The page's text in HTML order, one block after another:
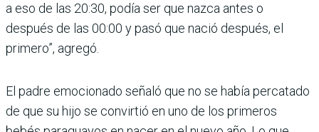
a eso de las 20:30, podía ser que nazca antes o
después de las 00:00 y pasó que nació después, el
primero”, agregó.
El padre emocionado señaló que no se había percatado
de que su hijo se convirtió en uno de los primeros